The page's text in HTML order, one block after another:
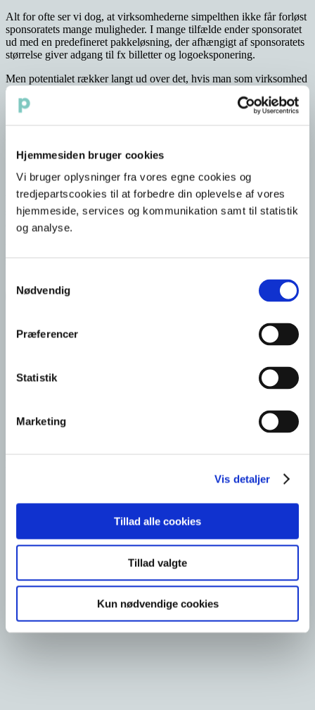
Hjemmesiden bruger cookies
Vi bruger oplysninger fra vores egne cookies og
tredjepartscookies til at forbedre din oplevelse af vores
hjemmeside, services og kommunikation samt til statistik
og analyse.
Nødvendig
Præferencer
Statistik
Marketing
Vis detaljer
Tillad alle cookies
Tillad valgte
Kun nødvendige cookies
Alt for ofte ser vi dog, at virksomhederne simpelthen ikke får forløst
sponsoratets mange muligheder. I mange tilfælde ender sponsoratet
ud med en predefineret pakkeløsning, der afhængigt af sponsoratets
størrelse giver adgang til fx billetter og logoeksponering.
Men potentialet rækker langt ud over det, hvis man som virksomhed
tilgår sine sponsorater som en strategisk del af virksomhedens
kommunikationsindsats.
I Publicity hjælper vi virksomheder med at blive skarpere på deres
brug af sponsorater samt ikke mindst, hvordan de realiserer
sponsoraternes fulde potentiale. Til glæde for både virksomhed og
den kommercielle partner.
Download vores white paper
Sponsortjek
Evaluering
Case